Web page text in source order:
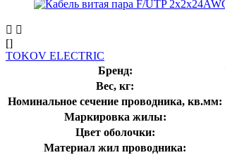
[]
TOKOV ELECTRIC
Бренд:
Вес, кг:
Номинальное сечение проводника, кв.мм:
Маркировка жилы:
Цвет оболочки:
Материал жил проводника: